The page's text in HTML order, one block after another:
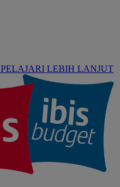
PELAJARI LEBIH LANJUT